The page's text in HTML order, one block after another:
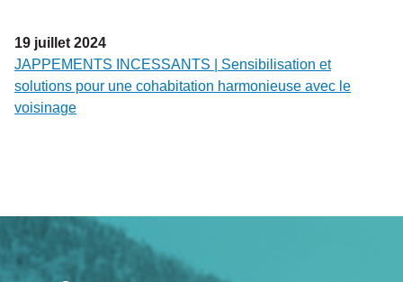
19 juillet 2024
JAPPEMENTS INCESSANTS | Sensibilisation et
solutions pour une cohabitation harmonieuse avec le
voisinage
Navigation